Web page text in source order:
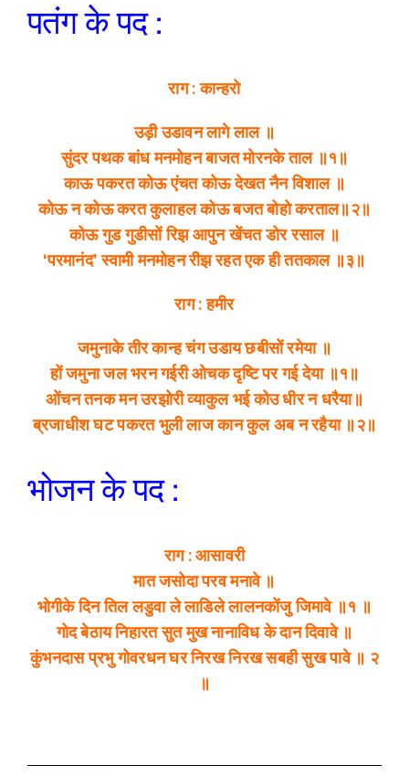
पतंग के पद :
राग : कान्हरो
उड़ी उडावन लागे लाल ॥
सुंदर पथक बांध मनमोहन बाजत मोरनके ताल ॥१॥
काऊ पकरत कोऊ एंचत कोऊ देखत नैन विशाल ॥
कोऊ न कोऊ करत कुलाहल कोऊ बजत बोहो करताल॥२॥
कोऊ गुड गुडीसों रिझ आपुन खेंचत डोर रसाल ॥
‘परमानंद’ स्वामी मनमोहन रीझ रहत एक ही ततकाल ॥३॥
राग : हमीर
जमुनाके तीर कान्ह चंग उडाय छबीसों रमेया ॥
हों जमुना जल भरन गईरी ओचक दृष्टि पर गई देया ॥१॥
ओंचन तनक मन उरझोरी व्याकुल भई कोउ धीर न धरैया॥
ब्रजाधीश घट पकरत भुली लाज कान कुल अब न रहैया ॥२॥
भोजन के पद :
राग : आसावरी
मात जसोदा परव मनावे ॥
भोगीके दिन तिल लडुवा ले लाडिले लालनकोंजु जिमावे ॥१ ॥
गोद बेठाय निहारत सुत मुख नानाविध के दान दिवावे ॥
कुंभनदास प्रभु गोवरधन घर निरख निरख सबही सुख पावे ॥ २
॥